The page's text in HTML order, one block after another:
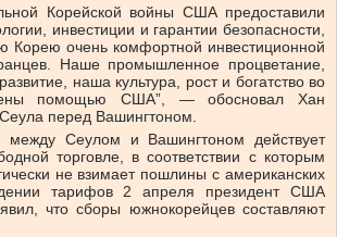
Корейской войны США предоставили
инвестиции и гарантии безопасности,
Корею очень комфортной инвестиционной
Наше промышленное процветание,
наша культура, рост и богатство во
помощью США”, — обосновал Хан
Сеула перед Вашингтоном.
Сеулом и Вашингтоном действует
торговле, в соответствии с которым
не взимает пошлины с американских
тарифов 2 апреля президент США
что сборы южнокорейцев составляют